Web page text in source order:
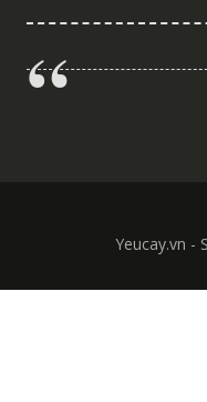
Yeucay.vn -